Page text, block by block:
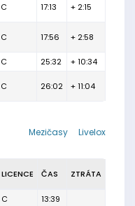
C 17:13 + 2:15
C 17:56 + 2:58
C 25:32 + 10:34
C 26:02 + 11:04
Livelox
Mezičasy
LICENCE ČAS ZTRÁTA
C 13:39